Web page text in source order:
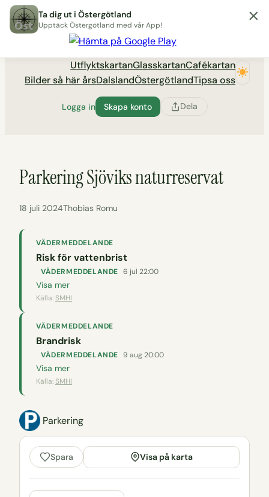
Hoppa
till
Utflyktsportalen tadigut.nu
UtflyktskartanGlasskartanCafékartan
Bilder så här årsDalslandÖstergötlandTipsa oss
Logga in Skapa konto Dela
Parkering Sjöviks naturreservat
18 juli 2024Thobias Romu
VÄDERMEDDELANDE
Risk för vattenbrist
VÄDERMEDDELANDE 6 jul 22:00
Visa mer
Källa: SMHI
VÄDERMEDDELANDE
Brandrisk
VÄDERMEDDELANDE 9 aug 20:00
Visa mer
Källa: SMHI
Parkering
Spara Visa på karta
Ta dig ut i Östergötland
Upptäck Östergötland med vår App! ×